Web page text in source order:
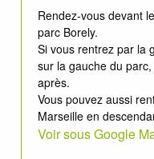
Rendez-vous devant
parc Borely.
Si vous rentrez par la
sur la gauche du
après.
Vous pouvez aussi
Marseille en
Voir sous Google